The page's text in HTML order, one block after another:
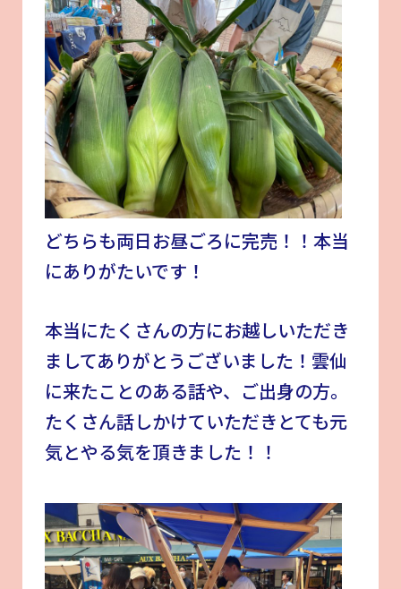
どちらも両日お昼ごろに完売！！本当
にありがたいです！
本当にたくさんの方にお越しいただき
ましてありがとうございました！雲仙
に来たことのある話や、ご出身の方。
たくさん話しかけていただきとても元
気とやる気を頂きました！！